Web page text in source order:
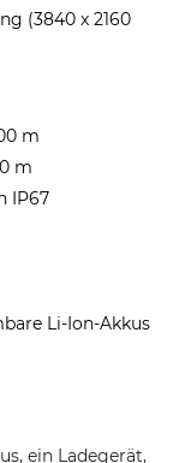
(3840 x 2160
m
m
IP67
Li-Ion-Akkus
ein Ladegerät,